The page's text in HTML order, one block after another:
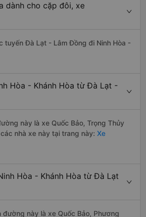
dành cho cặp đôi, xe
tuyến Đà Lạt - Lâm Đồng đi Ninh Hòa -
Hòa - Khánh Hòa từ Đà Lạt -
này là xe Quốc Bảo, Trọng Thủy
nhà xe này tại trang này: Xe
Hòa - Khánh Hòa từ Đà Lạt
này là xe Quốc Bảo, Phương